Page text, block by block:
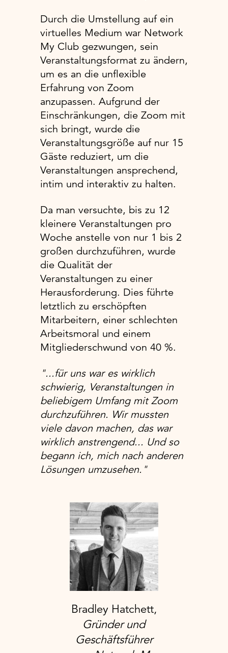
Durch die Umstellung auf ein
virtuelles Medium war Network
My Club gezwungen, sein
Veranstaltungsformat zu ändern,
um es an die unflexible
Erfahrung von Zoom
anzupassen. Aufgrund der
Einschränkungen, die Zoom mit
sich bringt, wurde die
Veranstaltungsgröße auf nur 15
Gäste reduziert, um die
Veranstaltungen ansprechend,
intim und interaktiv zu halten.
Da man versuchte, bis zu 12
kleinere Veranstaltungen pro
Woche anstelle von nur 1 bis 2
großen durchzuführen, wurde
die Qualität der
Veranstaltungen zu einer
Herausforderung. Dies führte
letztlich zu erschöpften
Mitarbeitern, einer schlechten
Arbeitsmoral und einem
Mitgliederschwund von 40 %.
"...für uns war es wirklich
schwierig, Veranstaltungen in
beliebigem Umfang mit Zoom
durchzuführen. Wir mussten
viele davon machen, das war
wirklich anstrengend... Und so
begann ich, mich nach anderen
Lösungen umzusehen."
Bradley Hatchett,
Gründer und
Geschäftsführer